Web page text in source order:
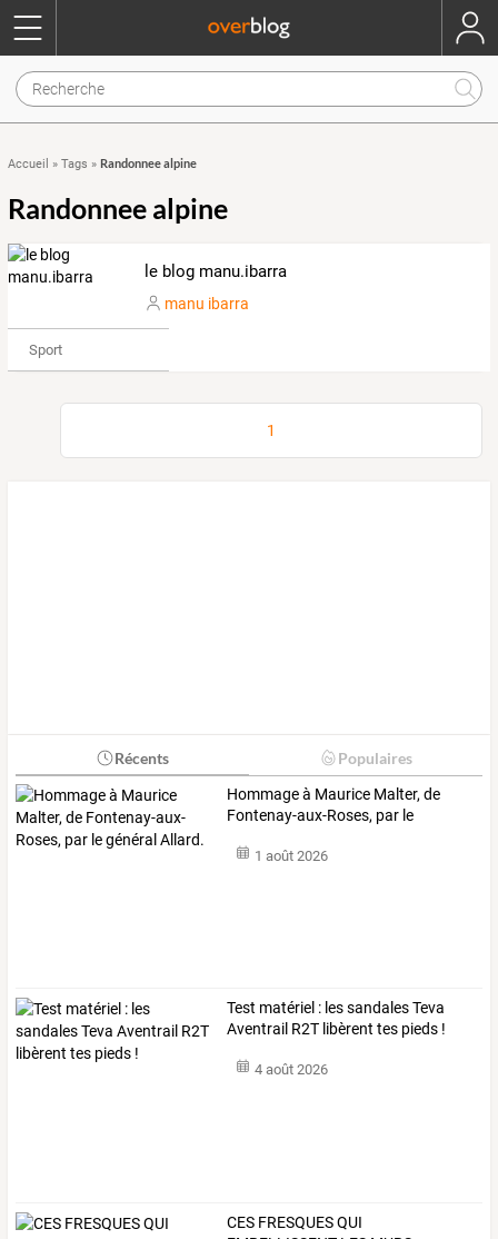
Accueil » Tags » Randonnee alpine
Randonnee alpine
le blog manu.ibarra
manu ibarra
Sport
1
Récents Populaires
Hommageà Maurice Malter, de
Fontenay-aux-Roses, par le
1 août 2026
Test matériel : les sandales Teva
Aventrail R2T libèrent tes pieds !
4 août 2026
CES FRESQUESQUI